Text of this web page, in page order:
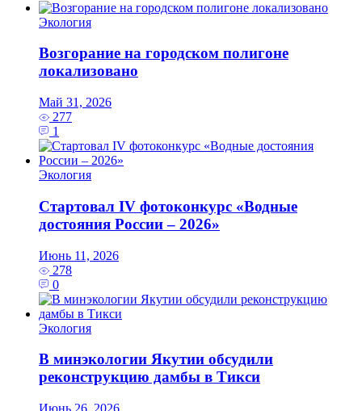
Экология
Возгорание на городском полигоне
локализовано
Май 31, 2026
277
1
Экология
Стартовал IV фотоконкурс «Водные
достояния России – 2026»
Июнь 11, 2026
278
0
Экология
В минэкологии Якутии обсудили
реконструкцию дамбы в Тикси
Июнь 26, 2026